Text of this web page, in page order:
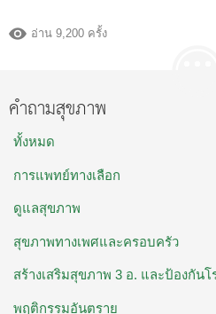
อ่าน 9,200 ครั้ง
คำถามสุขภาพ
ทั้งหมด
การแพทย์ทางเลือก
ดูแลสุขภาพ
สุขภาพทางเพศและครอบครัว
สร้างเสริมสุขภาพ 3 อ. และป้องกันโ
พฤติกรรมอันตราย